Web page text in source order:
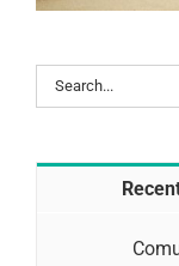
Search
for: